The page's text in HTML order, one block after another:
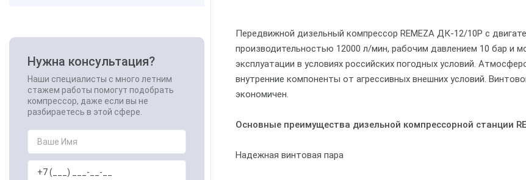
Нужна консультация?
Наши специалисты с много летним
стажем работы помогут подобрать
компрессор, даже если вы не
разбираетесь в этой сфере.
Передвижной дизельный компрессор REMEZA ДК-12/10Р с
производительностью 12000 л/мин, рабочим давлением 10 бар и
эксплуатации в условиях российских погодных условий.
внутренние компоненты от агрессивных внешних условий.
экономичен.
Основные преимущества дизельной компрессорной станции
Надежная винтовая пара